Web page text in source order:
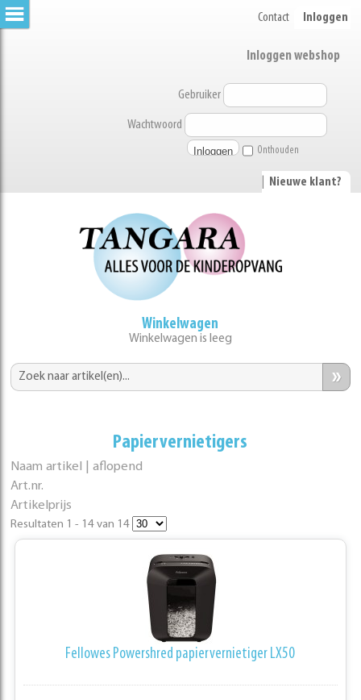
Contact Inloggen
Inloggen webshop
Gebruiker
Wachtwoord
Onthouden
Nieuwe klant?
Winkelwagen
Winkelwagen is leeg
»
Papiervernietigers
Naam artikel | aflopend
Art.nr.
Artikelprijs
Resultaten 1 - 14 van 14
Fellowes Powershred papiervernietiger LX50